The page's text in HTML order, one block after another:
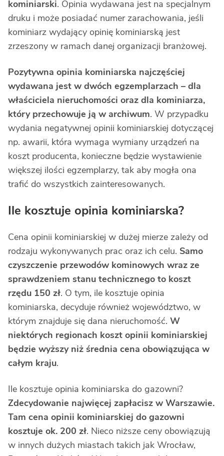
kominiarski. Opinia wydawana jest na specjalnym
druku i może posiadać numer zarachowania, jeśli
kominiarz wydający opinię kominiarską jest
zrzeszony w ramach danej organizacji branżowej.
Pozytywna opinia kominiarska najczęściej
wydawana jest w dwóch egzemplarzach – dla
właściciela nieruchomości oraz dla kominiarza,
który przechowuje ją w archiwum. W przypadku
wydania negatywnej opinii kominiarskiej dotyczącej
np. awarii, która wymaga wymiany urządzeń na
koszt producenta, konieczne będzie wystawienie
większej ilości egzemplarzy, tak aby mogła ona
trafić do wszystkich zainteresowanych.
Ile kosztuje opinia kominiarska?
Cena opinii kominiarskiej w dużej mierze zależy od
rodzaju wykonywanych prac oraz ich celu. Samo
czyszczenie przewodów kominowych wraz ze
sprawdzeniem stanu technicznego to koszt
rzędu 150 zł. O tym, ile kosztuje opinia
kominiarska, decyduje również województwo, w
którym znajduje się dana nieruchomość. W
niektórych regionach koszt opinii kominiarskiej
będzie wyższy niż średnia cena obowiązująca w
całym kraju.
Ile kosztuje opinia kominiarska do gazowni?
Zdecydowanie najwięcej zapłacisz w Warszawie.
Tam cena opinii kominiarskiej do gazowni
kosztuje ok. 200 zł. Nieco niższe ceny obowiązują
w innych dużych miastach takich jak Wrocław,